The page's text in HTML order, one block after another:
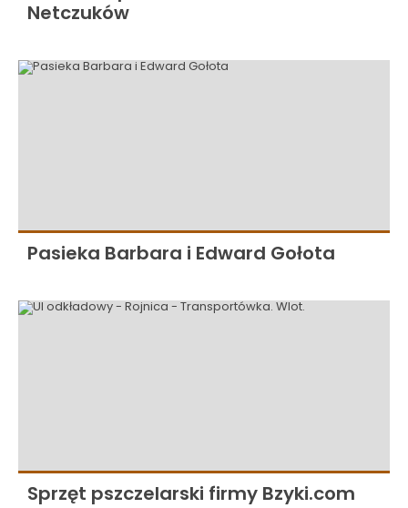
Netczuków
Pasieka Barbara i Edward Gołota
Sprzęt pszczelarski firmy Bzyki.com